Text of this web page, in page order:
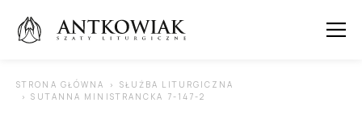
SUBMENU (KAPY )
STRONA GŁÓWNA
SŁUŻBA LITURGICZNA
SUTANNA MINISTRANCKA 7-147-2